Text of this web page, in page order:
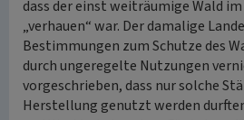
dass der einst weiträumige Wald
„verhauen“ war. Der damalige
Bestimmungen zum Schutze des
durch ungeregelte Nutzungen
vorgeschrieben, dass nur solche
Herstellung genutzt werden